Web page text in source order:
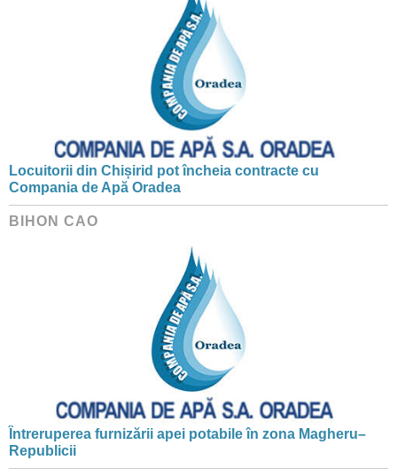
Locuitorii din Chișirid pot încheia contracte cu
Compania de Apă Oradea
BIHON CAO
Întreruperea furnizării apei potabile în zona Magheru–
Republicii